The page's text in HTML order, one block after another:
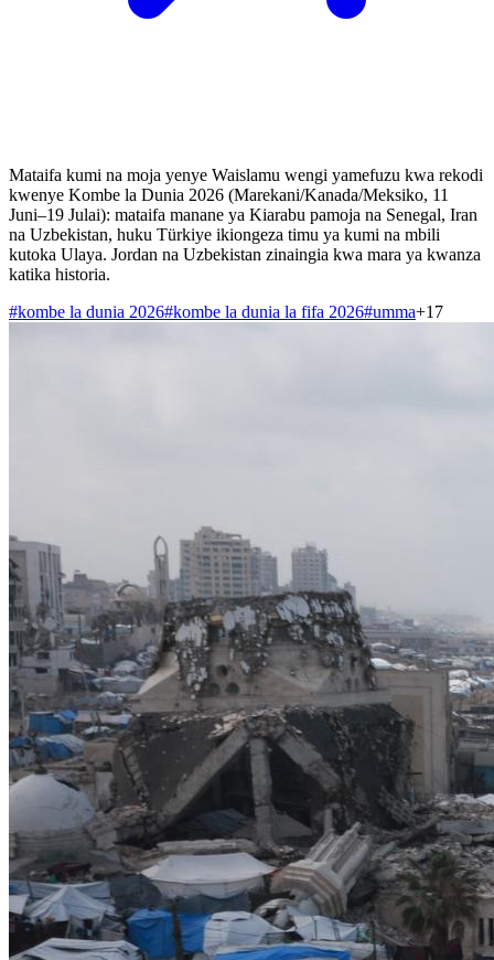
Mataifa kumi na moja yenye Waislamu wengi yamefuzu kwa rekodi
kwenye Kombe la Dunia 2026 (Marekani/Kanada/Meksiko, 11
Juni–19 Julai): mataifa manane ya Kiarabu pamoja na Senegal, Iran
na Uzbekistan, huku Türkiye ikiongeza timu ya kumi na mbili
kutoka Ulaya. Jordan na Uzbekistan zinaingia kwa mara ya kwanza
katika historia.
#kombe la dunia 2026#kombe la dunia la fifa 2026#umma+17